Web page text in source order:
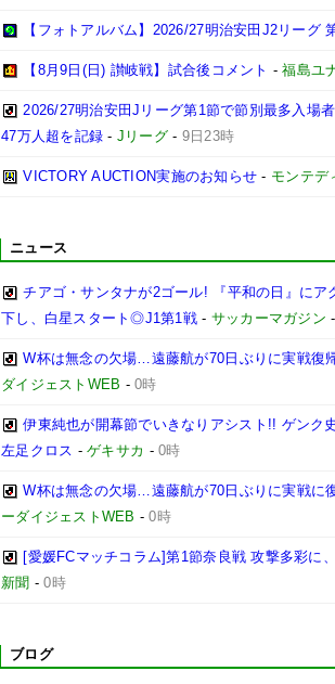
【フォトアルバム】2026/27明治安田J2リーグ
【8月9日(日) 讃岐戦】試合後コメント -福島ユ
2026/27明治安田Jリーグ第1節で節別最多入場
47万人超を記録 - Jリーグ - 9日23時
VICTORY AUCTION実施のお知らせ - モンテデ
ニュース
チアゴ・サンタナが2ゴール! 『平和の日』に
下し、白星スタート◎J1第1戦 - サッカーマガジン
W杯は無念の欠場…遠藤航が70日ぶりに実戦復
ダイジェストWEB -0時
伊東純也が開幕節でいきなりアシスト!! ゲンク
左足クロス -ゲキサカ -0時
W杯は無念の欠場…遠藤航が70日ぶりに実戦に
ーダイジェストWEB -0時
[愛媛FCマッチコラム]第1節奈良戦 攻撃多彩に
新聞 -0時
ブログ